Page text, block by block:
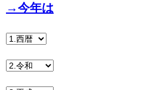
→今年は